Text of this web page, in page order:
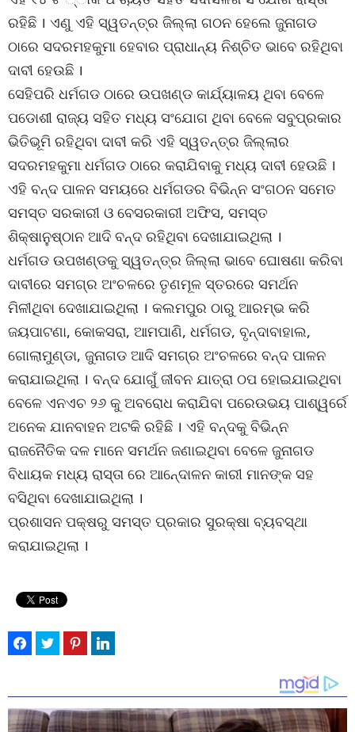
ରହିଛି । ଏଣୁ ଏହି ସ୍ୱତନ୍ତ୍ର ଜିଲ୍ଲା ଗଠନ ହେଲେ ଜୁନାଗଡ
ଠାରେ ସଦରମହକୁମା ହେବାର ପ୍ରାଧାନ୍ୟ ନିଶ୍ଚିତ ଭାବେ ରହିଥିବା
ଦାବୀ ହେଉଛି ।
ସେହିପରି ଧର୍ମଗଡ ଠାରେ ଉପଖଣ୍ଡ କାର୍ଯ୍ୟାଳୟ ଥିବା ବେଳେ
ପଡୋଶୀ ରାଜ୍ୟ ସହିତ ମଧ୍ୟ ସଂଯୋଗ ଥିବା ବେଳେ ସବୁପ୍ରକାର
ଭିତିଭୂମି ରହିଥିବା ଦାବୀ କରି ଏହି ସ୍ୱତନ୍ତ୍ର ଜିଲ୍ଲାର
ସଦରମହକୁମା ଧର୍ମଗଡ ଠାରେ କରାଯିବାକୁ ମଧ୍ୟ ଦାବୀ ହେଉଛି ।
ଏହି ବନ୍ଦ ପାଳନ ସମୟରେ ଧର୍ମଗଡର ବିଭିନ୍ନ ସଂଗଠନ ସମେତ
ସମସ୍ତ ସରକାରୀ ଓ ବେସରକାରୀ ଅଫିସ, ସମସ୍ତ
ଶିକ୍ଷାନୁଷ୍ଠାନ ଆଦି ବନ୍ଦ ରହିଥିବା ଦେଖାଯାଇଥିଲା ।
ଧର୍ମଗଡ ଉପଖଣ୍ଡକୁ ସ୍ୱତନ୍ତ୍ର ଜିଲ୍ଲା ଭାବେ ଘୋଷଣା କରିବା
ଦାବୀରେ ସମଗ୍ର ଅଂଚଳରେ ତୃଣମୂଳ ସ୍ତରରେ ସମର୍ଥନ
ମିଳୀଥିବା ଦେଖାଯାଇଥିଲା । କଲମପୁର ଠାରୁ ଆରମ୍ଭ କରି
ଜୟପାଟଣା, କୋକସରା, ଆମପାଣି, ଧର୍ମଗଡ, ବୃନ୍ଦାବାହାଲ,
ଗୋଲାମୁଣ୍ଡା, ଜୁନାଗଡ ଆଦି ସମଗ୍ର ଅଂଚଳରେ ବନ୍ଦ ପାଳନ
କରାଯାଇଥିଲା । ବନ୍ଦ ଯୋଗୁଁ ଜୀବନ ଯାତ୍ରା ଠପ ହୋଇଯାଇଥିବା
ବେଳେ ଏନଏଚ ୨୬ କୁ ଅବରୋଧ କରାଯିବା ପରେଉଭୟ ପାଶ୍ୱର୍ରେ
ଅନେକ ଯାନବାହନ ଅଟକି ରହିଛି । ଏହି ବନ୍ଦକୁ ବିଭିନ୍ନ
ରାଜନୈତିକ ଦଳ ମାନେ ସମର୍ଥନ ଜଣାଇଥିବା ବେଳେ ଜୁନାଗଡ
ବିଧାୟକ ମଧ୍ୟ ରାସ୍ତା ରେ ଆନେ୍ଦାଳନ କାରୀ ମାନଙ୍କ ସହ
ବସିଥିବା ଦେଖାଯାଇଥିଲା ।
ପ୍ରଶାସନ ପକ୍ଷରୁ ସମସ୍ତ ପ୍ରକାର ସୁରକ୍ଷା ବ୍ୟବସ୍ଥା
କରାଯାଇଥିଲା ।